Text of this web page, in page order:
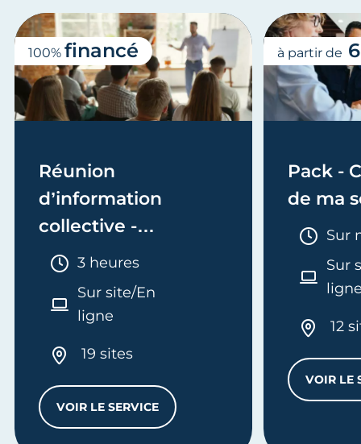
Réunion
d’information
collective -
Entreprendre
Durée :
3 heures
Sur site/En
ligne
19 sites
VOIR LE SERVICERÉUNION D’INFORMATION COLLECTIVE -
100% financé
Pack -
de ma
Sur
Sur
12
VOIR LE
à partir de